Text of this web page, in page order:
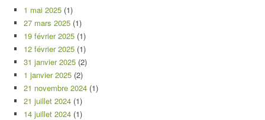
1 mai 2025 (1)
27 mars 2025 (1)
19 février 2025 (1)
12 février 2025 (1)
31 janvier 2025 (2)
1 janvier 2025 (2)
21 novembre 2024 (1)
21 juillet 2024 (1)
14 juillet 2024 (1)